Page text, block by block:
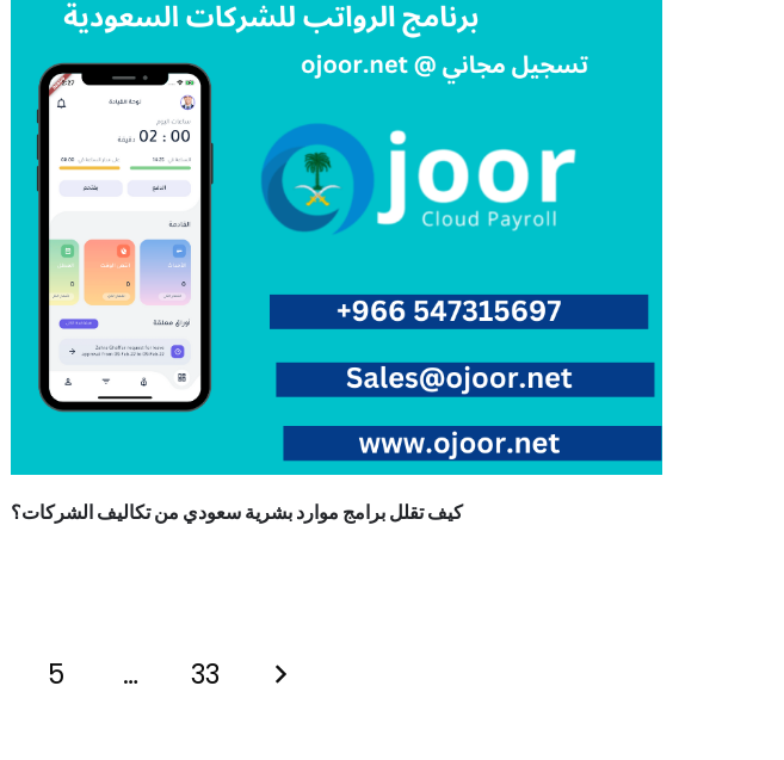
كيف تقلل برامج موارد بشرية سعودي من تكاليف الشركات؟
5 … 33